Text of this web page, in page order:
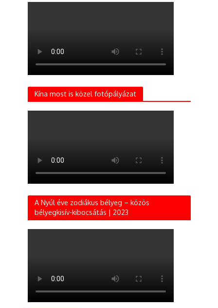
Kína most is közel fotópályázat
A Nyúl éve zodiákus bélyeg – közös
bélyegkisív-kibocsátás | 2023